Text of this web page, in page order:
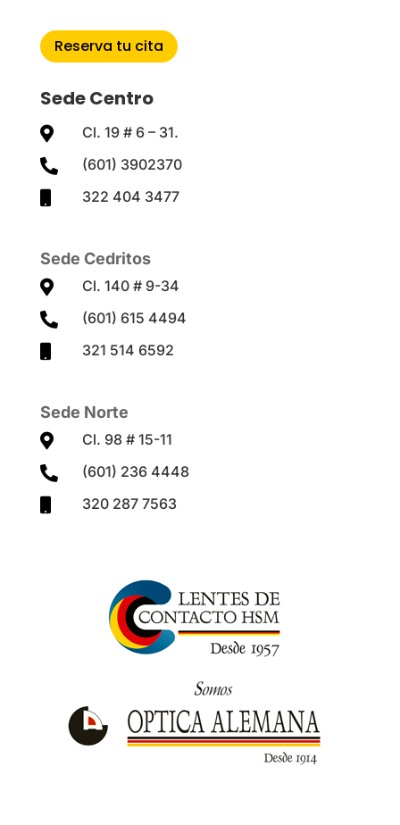
Reserva tu cita
Sede Centro
 Cl. 19 # 6 – 31.
 (601) 3902370
322 404 3477
Sede Cedritos

Cl. 140 # 9-34
 (601) 615 4494
321 514 6592
Sede Norte

Cl. 98 # 15-11
 (601) 236 4448
320 287 7563